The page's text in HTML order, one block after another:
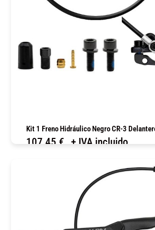
Kit 1 Freno Hidráulico Negro CR-3
107,45 € + IVA incluido